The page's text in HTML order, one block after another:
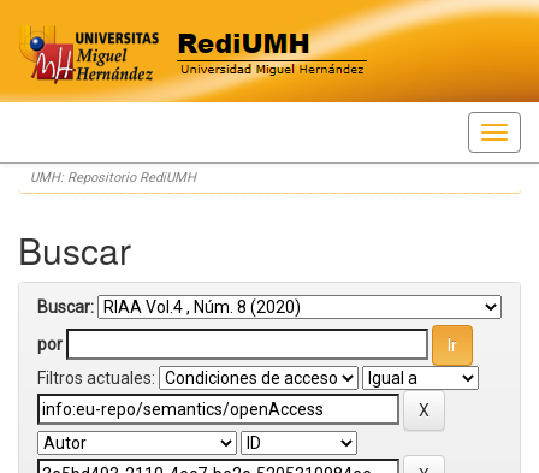
Skip
navigation
UMH: Repositorio RediUMH
Buscar
Buscar:
por
Filtros actuales: